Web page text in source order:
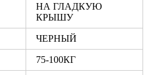
НА ГЛАДКУЮ
КРЫШУ
ЧЕРНЫЙ
75-100КГ